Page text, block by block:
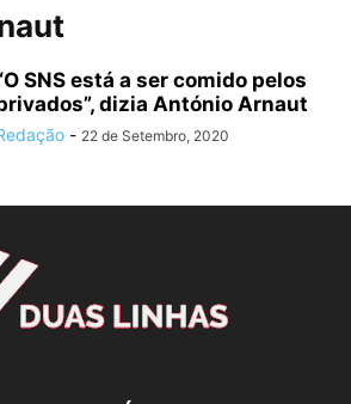
SNS está a ser comido pelos
dizia António Arnaut
- 22 de Setembro, 2020